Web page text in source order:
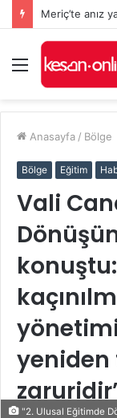
Menü
Anasayfa / Bölge
Bölge Eğitim
Vali
"2. Ulusal Eğitimde